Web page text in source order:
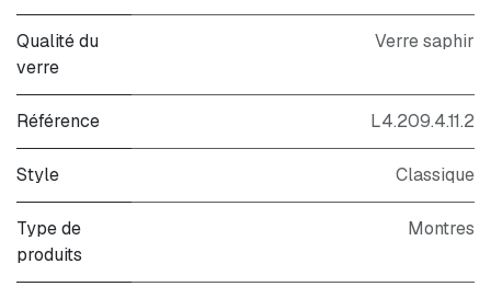
Qualité du
verre
Verre saphir
Référence L4.209.4.11.2
Style Classique
Type de
produits
Montres